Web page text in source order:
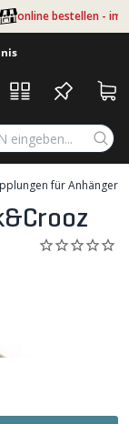
online bestellen - im
für Anhänger